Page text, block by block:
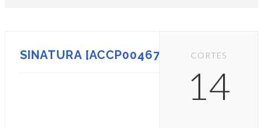
SINATURA [ACCP00467] CORTES
14